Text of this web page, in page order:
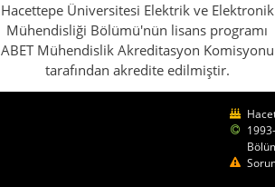
Hacettepe Üniversitesi Elektrik ve Elektronik
Mühendisliği Bölümü'nün lisans programı
ABET Mühendislik Akreditasyon Komisyonu
tarafından akredite edilmiştir.